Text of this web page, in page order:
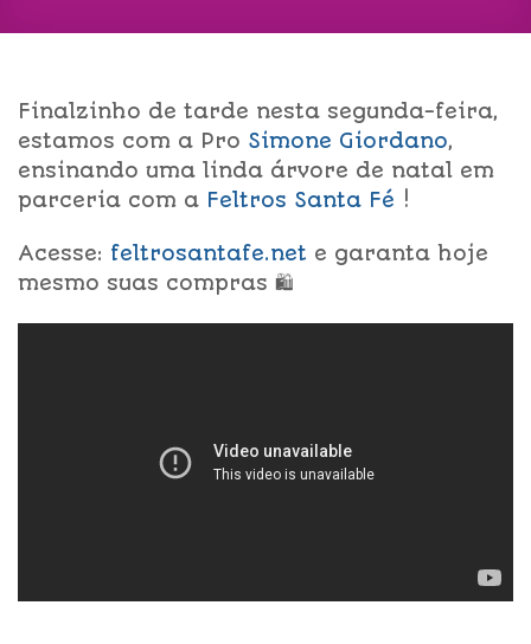
Finalzinho de tarde nesta segunda-feira,
estamos com a Pro Simone Giordano,
ensinando uma linda árvore de natal em
parceria com a Feltros Santa Fé !
Acesse: feltrosantafe.net e garanta hoje
mesmo suas compras 🛍